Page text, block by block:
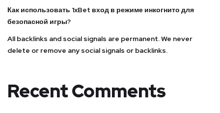
Как использовать 1xBet вход в режиме инкогнито для
безопасной игры?
All backlinks and social signals are permanent. We never
delete or remove any social signals or backlinks.
Recent Comments